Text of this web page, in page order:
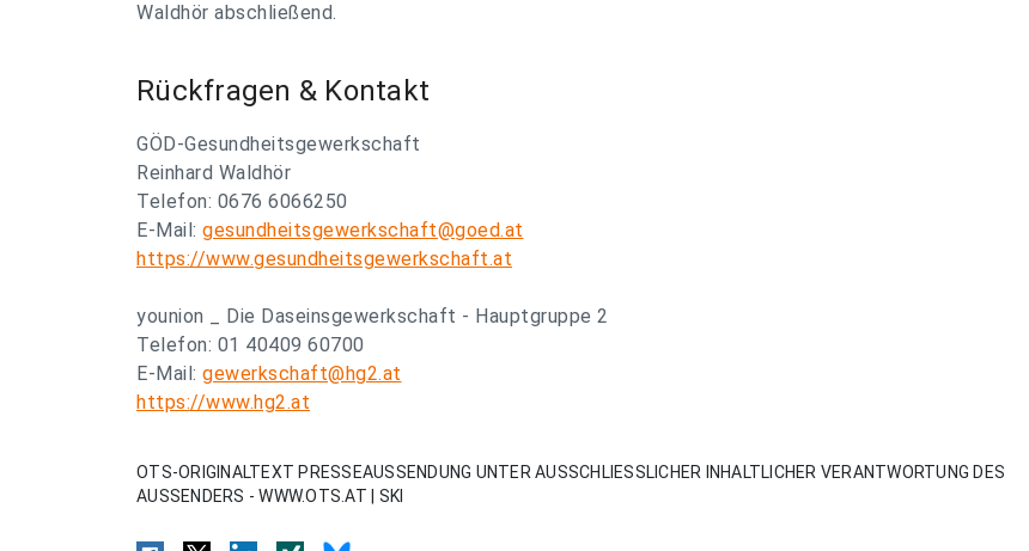
Waldhör abschließend.
Rückfragen & Kontakt
GÖD-Gesundheitsgewerkschaft
Reinhard Waldhör
Telefon: 0676 6066250
E-Mail: gesundheitsgewerkschaft@goed.at
https://www.gesundheitsgewerkschaft.at
younion _ Die Daseinsgewerkschaft - Hauptgruppe 2
Telefon: 01 40409 60700
E-Mail: gewerkschaft@hg2.at
https://www.hg2.at
OTS-ORIGINALTEXT PRESSEAUSSENDUNG UNTER AUSSCHLIESSLICHER INHALTLICHER VERANTWORTUNG DES
AUSSENDERS - WWW.OTS.AT | SKI